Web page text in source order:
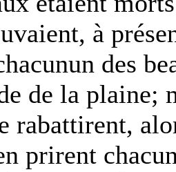
à
des
de la plaine;
rabattirent,
prirent